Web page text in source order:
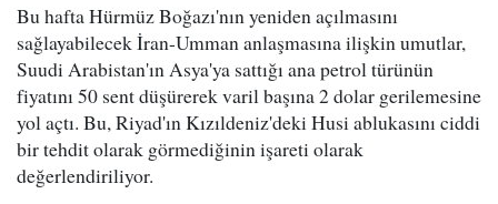
Bu hafta Hürmüz Boğazı'nın yeniden açılmasını
sağlayabilecek İran-Umman anlaşmasına ilişkin umutlar,
Suudi Arabistan'ın Asya'ya sattığı ana petrol türünün
fiyatını 50 sent düşürerek varil başına 2 dolar gerilemesine
yol açtı. Bu, Riyad'ın Kızıldeniz'deki Husi ablukasını ciddi
bir tehdit olarak görmediğinin işareti olarak
değerlendiriliyor.